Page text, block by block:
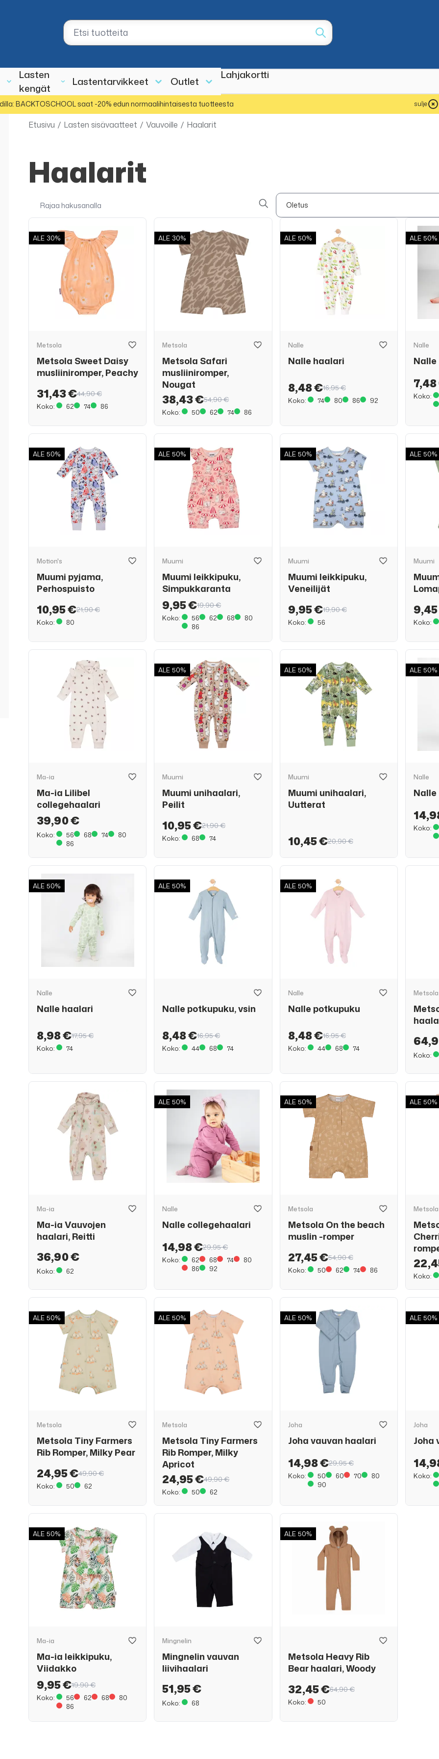
Lasten
kengät
Lastentarvikkeet Outlet
Lahjakortti
BACKTOSCHOOL saat -20% edun normaalihintaisesta tuotteesta sulje
Etusivu / Lasten sisävaatteet / Vauvoille / Haalarit
Haalarit
ALE 30%
Metsola
Metsola Sweet Daisy
musliiniromper, Peachy
31,43 €44,90 €
Koko:
62 74 86
ALE 30%
Metsola
Metsola Safari
musliiniromper,
Nougat
38,43 €54,90 €
Koko:
50 62 74 86
ALE 50%
Nalle
Nalle haalari
8,48 €16,95 €
Koko:
74 80 86 92
ALE 50%
Nalle
Koko:
ALE 50%
Motion's
Muumi pyjama,
Perhospuisto
10,95 €21,90 €
Koko:
80
ALE 50%
Muumi
Muumi leikkipuku,
Simpukkaranta
9,95 €19,90 €
Koko:
56 62 68
80
86
ALE 50%
Muumi
Muumi leikkipuku,
Veneilijät
9,95 €19,90 €
Koko:
56
ALE 50%
Muumi
Koko:
Ma-ia
Ma-ia Lilibel
collegehaalari
39,90 €
Koko: 56 68 74
80
86
ALE 50%
Muumi
Muumi unihaalari,
Peilit
10,95 €21,90 €
Koko:
68 74
ALE 50%
Muumi
Muumi unihaalari,
Uutterat
10,45 €20,90 €
ALE 50%
Nalle
Koko:
ALE 50%
Nalle
Nalle haalari
8,98 €17,95 €
Koko:
74
ALE 50%
Nalle potkupuku, vsin
8,48 €16,95 €
Koko:
44 68 74
ALE 50%
Nalle
Nalle potkupuku
8,48 €16,95 €
Koko:
44 68 74
Metsola
Koko:
Ma-ia
Ma-ia Vauvojen
haalari, Reitti
36,90 €
Koko: 62
ALE 50%
Nalle
Nalle collegehaalari
14,98 €29,95 €
Koko:
62 68 74
80
86
92
ALE 50%
Metsola
Metsola On the beach
muslin -romper
27,45 €54,90 €
Koko:
50 62 74 86
ALE 50%
Metsola
Koko:
ALE 50%
Metsola
Metsola Tiny Farmers
Rib Romper, Milky Pear
24,95 €49,90 €
Koko:
50 62
ALE 50%
Metsola
Metsola Tiny Farmers
Rib Romper, Milky
Apricot
24,95 €49,90 €
Koko:
50 62
ALE 50%
Joha
Joha vauvan haalari
14,98 €29,95 €
Koko:
50 60 70
80
90
ALE 50%
Joha
Joha
Koko:
ALE 50%
Ma-ia
Ma-ia leikkipuku,
Viidakko
9,95 €19,90 €
Koko:
56 62 68
80
86
Mingnelin
Mingnelin vauvan
liivihaalari
51,95 €
Koko: 68
ALE 50%
Metsola Heavy Rib
Bear haalari, Woody
32,45 €64,90 €
Koko:
50